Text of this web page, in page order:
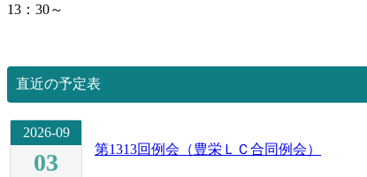
13：30～
直近の予定表
2026-09
03 第1313回例会（豊栄ＬＣ合同例会）